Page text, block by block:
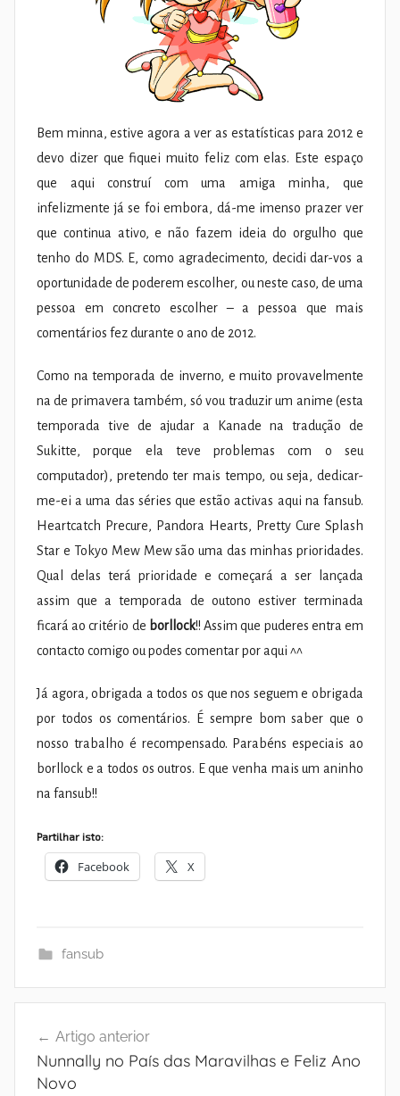
Bem minna, estive agora a ver as estatísticas para 2012 e
devo dizer que fiquei muito feliz com elas. Este espaço
que aqui construí com uma amiga minha, que
infelizmente já se foi embora, dá-me imenso prazer ver
que continua ativo, e não fazem ideia do orgulho que
tenho do MDS. E, como agradecimento, decidi dar-vos a
oportunidade de poderem escolher, ou neste caso, de uma
pessoa em concreto escolher – a pessoa que mais
comentários fez durante o ano de 2012.
Como na temporada de inverno, e muito provavelmente
na de primavera também, só vou traduzir um anime (esta
temporada tive de ajudar a Kanade na tradução de
Sukitte, porque ela teve problemas com o seu
computador), pretendo ter mais tempo, ou seja, dedicar-
me-ei a uma das séries que estão activas aqui na fansub.
Heartcatch Precure, Pandora Hearts, Pretty Cure Splash
Star e Tokyo Mew Mew são uma das minhas prioridades.
Qual delas terá prioridade e começará a ser lançada
assim que a temporada de outono estiver terminada
ficará ao critério de borllock!! Assim que puderes entra em
contacto comigo ou podes comentar por aqui ^^
Já agora, obrigada a todos os que nos seguem e obrigada
por todos os comentários. É sempre bom saber que o
nosso trabalho é recompensado. Parabéns especiais ao
borllock e a todos os outros. E que venha mais um aninho
na fansub!!
Partilhar isto:
Facebook X
fansub
de
artigos
Artigo anterior
Nunnally no País das Maravilhas e Feliz Ano
Novo